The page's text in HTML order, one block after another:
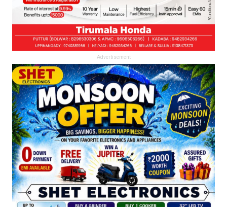
Advertisement